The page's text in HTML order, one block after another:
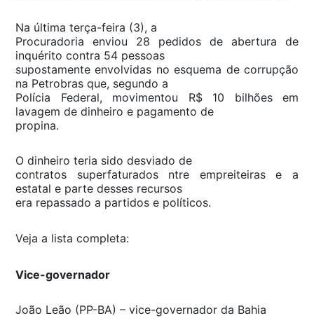
Na última terça-feira (3), a
Procuradoria enviou 28 pedidos de abertura de
inquérito contra 54 pessoas
supostamente envolvidas no esquema de corrupção
na Petrobras que, segundo a
Polícia Federal, movimentou R$ 10 bilhões em
lavagem de dinheiro e pagamento de
propina.
O dinheiro teria sido desviado de
contratos superfaturados ntre empreiteiras e a
estatal e parte desses recursos
era repassado a partidos e políticos.
Veja a lista completa:
Vice-governador
João Leão (PP-BA) – vice-governador da Bahia